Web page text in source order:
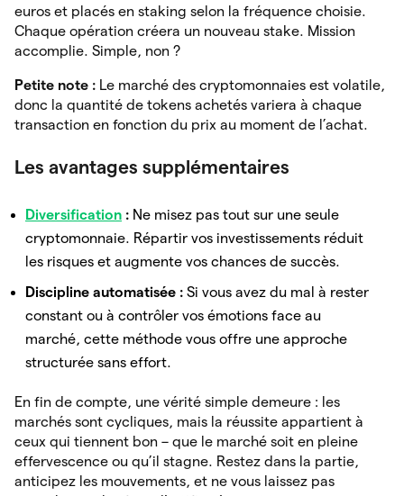
euros et placés en staking selon la fréquence choisie.
Chaque opération créera un nouveau stake. Mission
accomplie. Simple, non ?
Petite note : Le marché des cryptomonnaies est volatile,
donc la quantité de tokens achetés variera à chaque
transaction en fonction du prix au moment de l’achat.
Les avantages supplémentaires
Diversification : Ne misez pas tout sur une seule
cryptomonnaie. Répartir vos investissements réduit
les risques et augmente vos chances de succès.
Discipline automatisée : Si vous avez du mal à rester
constant ou à contrôler vos émotions face au
marché, cette méthode vous offre une approche
structurée sans effort.
En fin de compte, une vérité simple demeure : les
marchés sont cycliques, mais la réussite appartient à
ceux qui tiennent bon – que le marché soit en pleine
effervescence ou qu’il stagne. Restez dans la partie,
anticipez les mouvements, et ne vous laissez pas